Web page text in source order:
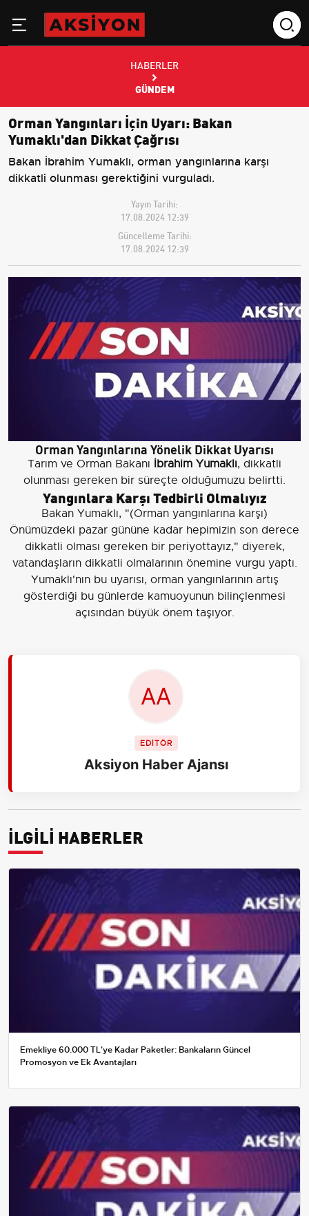
HABERLER
GÜNDEM
Orman Yangınları İçin Uyarı: Bakan
Yumaklı'dan Dikkat Çağrısı
Bakan İbrahim Yumaklı, orman yangınlarına karşı
dikkatli olunması gerektiğini vurguladı.
Yayın Tarihi:
17.08.2024 12:39
Güncelleme Tarihi:
17.08.2024 12:39
Orman Yangınlarına Yönelik Dikkat Uyarısı
Tarım ve Orman Bakanı İbrahim Yumaklı, dikkatli
olunması gereken bir süreçte olduğumuzu belirtti.
Yangınlara Karşı Tedbirli Olmalıyız
Bakan Yumaklı, "(Orman yangınlarına karşı)
Önümüzdeki pazar gününe kadar hepimizin son derece
dikkatli olması gereken bir periyottayız," diyerek,
vatandaşların dikkatli olmalarının önemine vurgu yaptı.
Yumaklı'nın bu uyarısı, orman yangınlarının artış
gösterdiği bu günlerde kamuoyunun bilinçlenmesi
açısından büyük önem taşıyor.
EDİTÖR
Aksiyon Haber Ajansı
İLGİLİ HABERLER
Emekliye 60.000 TL'ye Kadar Paketler: Bankaların Güncel
Promosyon ve Ek Avantajları